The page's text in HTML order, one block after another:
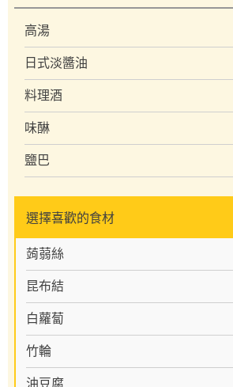
高湯
日式淡醬油
料理酒
味醂
鹽巴
選擇喜歡的食材
蒟蒻絲
昆布結
白蘿蔔
竹輪
油豆腐